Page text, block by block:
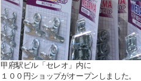
甲府駅ビル「セレオ」内に
１００円ショップがオープンしました。